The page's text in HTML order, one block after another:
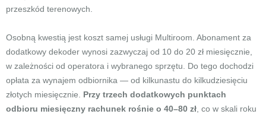
przeszkód terenowych.
Osobną kwestią jest koszt samej usługi Multiroom. Abonament za
dodatkowy dekoder wynosi zazwyczaj od 10 do 20 zł miesięcznie,
w zależności od operatora i wybranego sprzętu. Do tego dochodzi
opłata za wynajem odbiornika — od kilkunastu do kilkudziesięciu
złotych miesięcznie. Przy trzech dodatkowych punktach
odbioru miesięczny rachunek rośnie o 40–80 zł , co w skali roku